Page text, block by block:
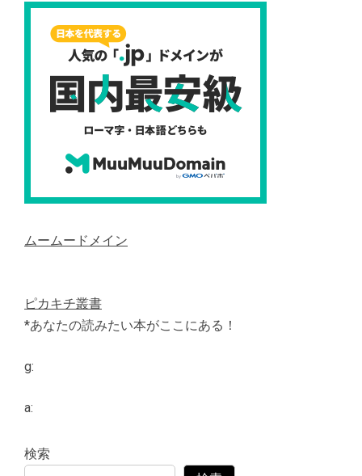
ムームードメイン
ピカキチ叢書
*あなたの読みたい本がここにある！
g:
a:
検索